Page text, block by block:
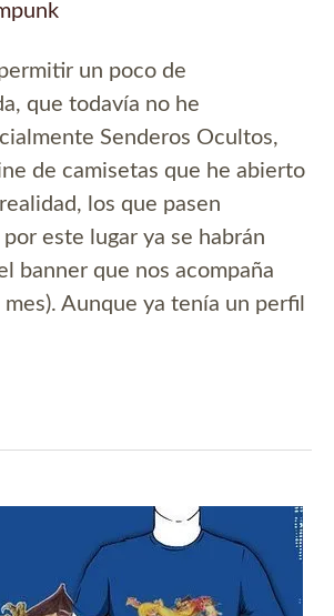
un poco de
que todavía no he
Senderos Ocultos,
de camisetas que he abierto
los que pasen
este lugar ya se habrán
banner que nos acompaña
Aunque ya tenía un perfil